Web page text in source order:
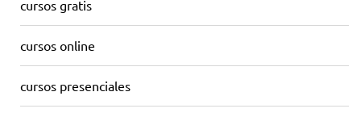
cursos gratis
cursos online
cursos presenciales